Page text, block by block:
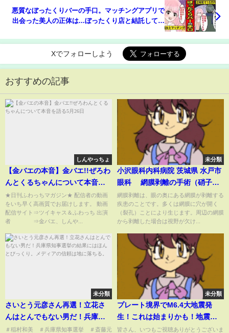
悪質なぼったくりバーの手口。マッチングアプリで
出会った美人の正体は...ぼったくり店と結託してい
Xでフォローしよう
おすすめの記事
しんやっちょ
【金バエの本音】金バエ!!ぜろわ
んとくるちゃんについて本音を
語る5月26日
★日刊ふわっちマガジン★ 配信者の動画
をいち早く高画質でお届けします。 動画
配信サイト⇒ツイキャス＆ふわっち 出演
者 ⇒金バエ、しんや...
未分類
小沢眼科内科病院 茨城県 水戸市
眼科 網膜剥離の手術（硝子体
手術）
網膜剥離は、眼の奥にある網膜が剥離する
疾患のことです。多くは網膜に穴が開く
（裂孔）ことにより生じます。周辺の網膜
から剥離した場合は視野が欠け...
未分類
さいとう元彦さん再選！立花さ
んはとんでもない男だ！兵庫県
知事選挙の結果にはほんとびっ
＃稲村和美 ＃兵庫県知事選挙 ＃斎藤元
未分類
プレート境界でM6.4大地震発
生！これは始まりかも！地震研
究家 レッサー
皆さん、いつもご視聴ありがとうございま